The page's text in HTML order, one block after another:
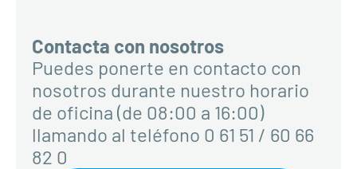
Contacta con nosotros
Puedes ponerte en contacto con
nosotros durante nuestro horario
de oficina (de 08:00 a 16:00)
llamando al teléfono 0 61 51 / 60 66
82 0